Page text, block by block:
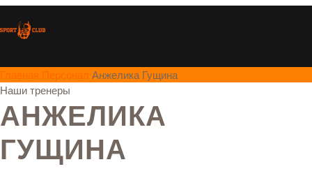
Главная Персонал Анжелика Гущина
Наши тренеры
АНЖЕЛИКА
ГУЩИНА